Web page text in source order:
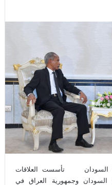
/ السودان تأسست العلاقات
السودان وجمهورية العراق في